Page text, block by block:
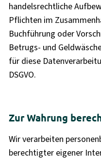
handelsrechtliche
Pflichten im
Buchführung oder
Betrugs- und
für diese
DSGVO.
Zur Wahrung
Wir verarbeiten
berechtigter eigener